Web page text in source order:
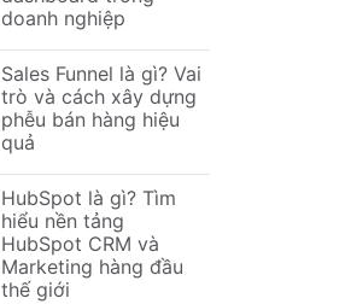
doanh nghiệp
Sales Funnel là gì? Vai
trò và cách xây dựng
phễu bán hàng hiệu
quả
HubSpot là gì? Tìm
hiểu nền tảng
HubSpot CRM và
Marketing hàng đầu
thế giới